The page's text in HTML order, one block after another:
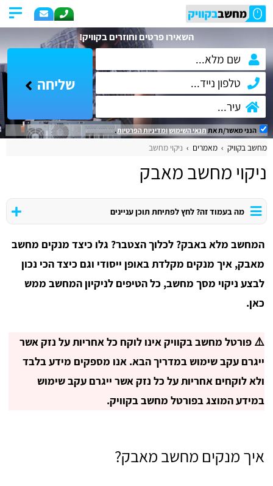
השאירו פרטים וחוזרים בקוויק!
שליחה
הנני מאשר/ת את תנאי השימושומדיניות הפרטיות.
מחשב בקוויק מאמרים ניקוי מחשב
ניקוי מחשב מאבק
מה בעמוד זה? לחץ לפתיחת תוכן עניינים
המחשב מלא באבק? לכלוך הצטבר? גלו כיצד מנקים מחשב
מאבק, איך מנקים מקלדת באופן ייסודי וגם כיצד הכי נכון
לבצע ניקוי מסך מחשב, כל הטיפים לניקיון המחשב ממש
כאן.
⚠️ פורטל מחשב בקוויק אינו לוקח כל אחריות על נזק אשר
ייגרם עקב שימוש במדריך הבא. אנו מספקים מידע בלבד
ולא לוקחים אחריות על כל נזק אשר ייגרם עקב שימוש
במידע המוצג בפורטל מחשב בקוויק.
איך מנקים מחשב מאבק?